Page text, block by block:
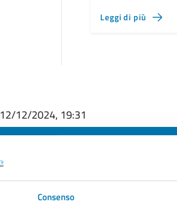
Consenso
Leggi di più
12/12/2024, 19:31